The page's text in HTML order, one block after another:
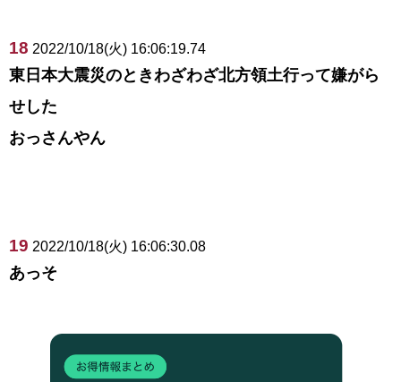
18 2022/10/18(火) 16:06:19.74
東日本大震災のときわざわざ北方領土行って嫌がら
せした
おっさんやん
19 2022/10/18(火) 16:06:30.08
あっそ